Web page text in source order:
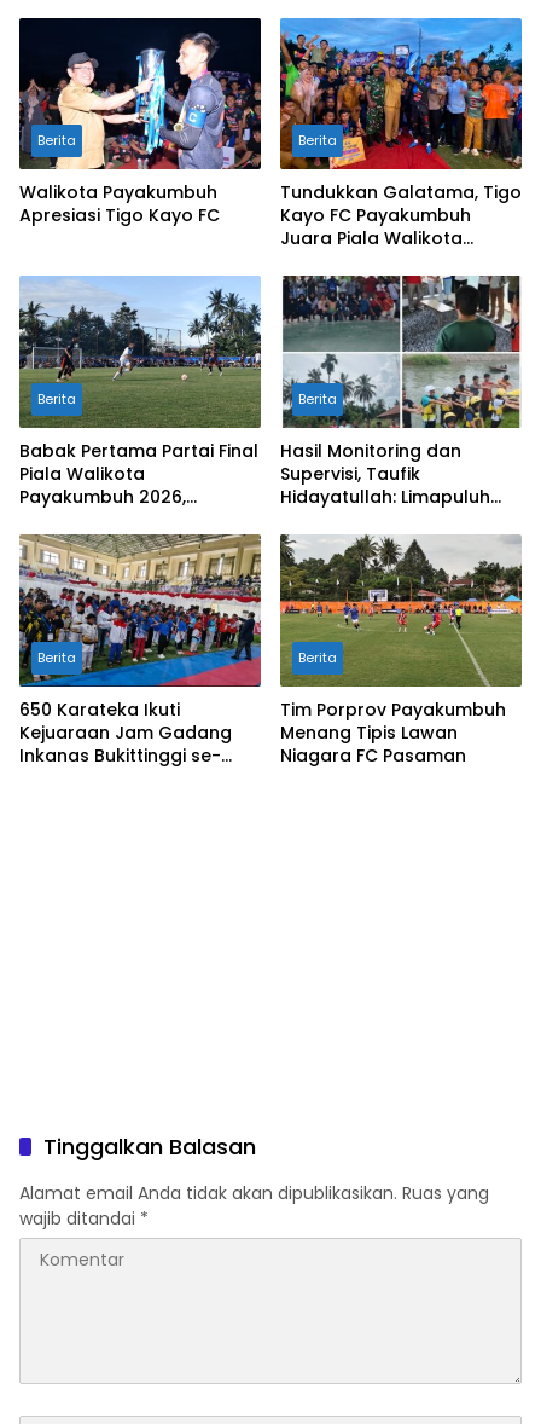
Berita
Walikota Payakumbuh
Apresiasi Tigo Kayo FC
Berita
Tundukkan Galatama, Tigo
Kayo FC Payakumbuh
Juara Piala Walikota
Berita
Babak Pertama Partai Final
Piala Walikota
Payakumbuh 2026,
0-0
Berita
Hasil Monitoring dan
Supervisi, Taufik
Hidayatullah: Limapuluh
Terbaiknya Pada Porprov
Sumbar 2026
Berita
650 Karateka Ikuti
Kejuaraan Jam Gadang
Inkanas Bukittinggi se-
Berita
Tim Porprov Payakumbuh
Menang Tipis Lawan
Niagara FC Pasaman
Tinggalkan Balasan
Alamat email Anda tidak akan dipublikasikan. Ruas yang
wajib ditandai *